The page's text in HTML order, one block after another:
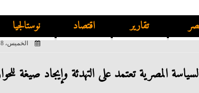
تقارير اقتصاد نوستالجيا
الخميس، 8 يونيو 2023
المصرية تعتمد على التهدئة وإيجاد صيغة